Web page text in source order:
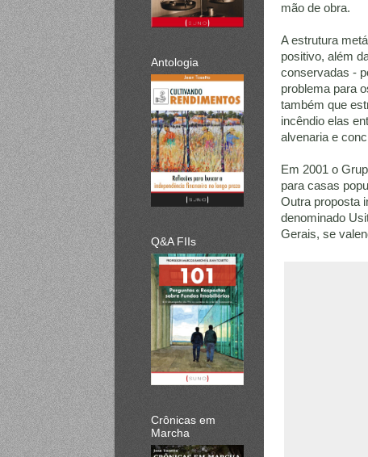
mão de obra.
A estrutura
positivo, além
conservadas -
problema para
também que
incêndio elas
alvenaria e
Em 2001 o
para casas
Outra proposta
denominado
Gerais, se
Antologia
Q&A FIIs
Crônicas em
Marcha